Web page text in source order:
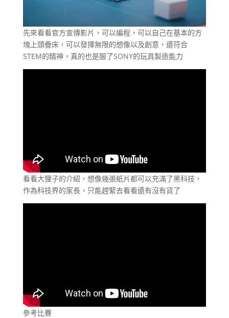
先來看看官方宣傳影片，可以編程，可以自己在基本的方
塊上頭疊床，可以發揮無限的想像以及創意，還符合
STEM的精神，真的也是服了SONY的玩具製造能力
看看大狸子的介紹，想像幾張紙片都可以充滿了黑科技，
作為科技界的家長，只能趕緊去看看還有沒有貨了
參考比賽